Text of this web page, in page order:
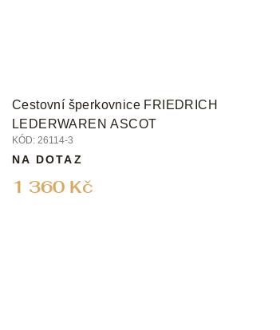
Cestovní šperkovnice FRIEDRICH
LEDERWAREN ASCOT
KÓD: 26114-3
1 360 Kč
NA DOTAZ